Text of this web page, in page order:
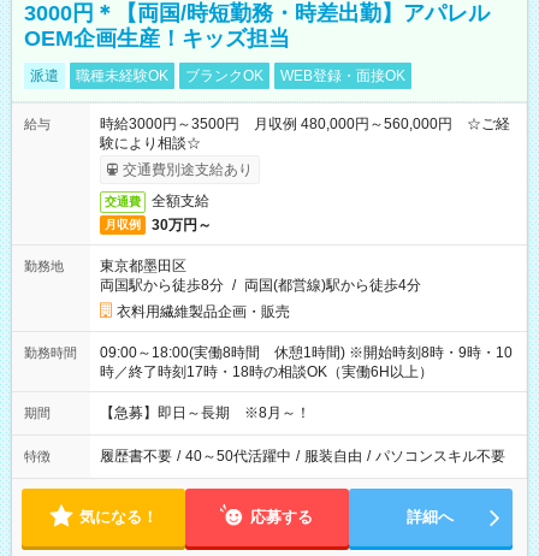
3000円＊【両国/時短勤務・時差出勤】アパレル
OEM企画生産！キッズ担当
派遣 職種未経験OK ブランクOK WEB登録・面接OK
給与
時給3000円～3500円 月収例 480,000円～560,000円 ☆ご経
験により相談☆
交通費別途支給あり
交通費 全額支給
月収例 30万円～
勤務地
東京都墨田区
両国駅から徒歩8分 / 両国(都営線)駅から徒歩4分
衣料用繊維製品企画・販売
勤務時間
09:00～18:00(実働8時間 休憩1時間) ※開始時刻8時・9時・10
時／終了時刻17時・18時の相談OK（実働6H以上）
期間 【急募】即日～長期 ※8月～！
特徴 履歴書不要 / 40～50代活躍中 / 服装自由 / パソコンスキル不要
気になる！ 応募する 詳細へ